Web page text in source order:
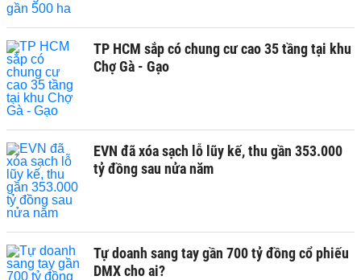
TP HCM sắp có chung cư cao 35 tầng tại khu
Chợ Gà - Gạo
EVN đã xóa sạch lỗ lũy kế, thu gần 353.000
tỷ đồng sau nửa năm
Tự doanh sang tay gần 700 tỷ đồng cổ phiếu
DMX cho ai?